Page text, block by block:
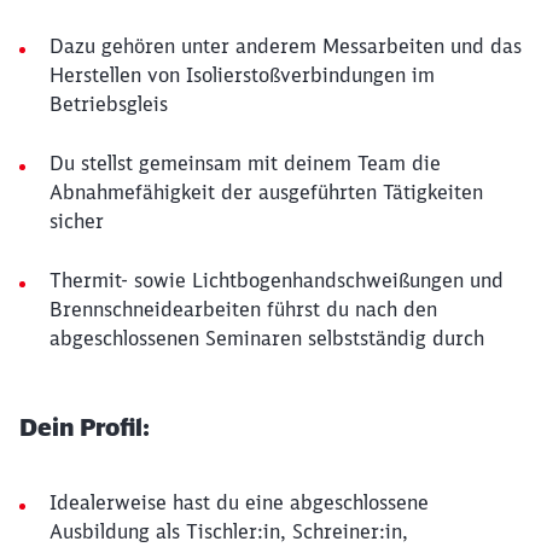
Dazu gehören unter anderem Messarbeiten und das
Herstellen von Isolierstoßverbindungen im
Betriebsgleis
Du stellst gemeinsam mit deinem Team die
Abnahmefähigkeit der ausgeführten Tätigkeiten
sicher
Thermit- sowie Lichtbogenhandschweißungen und
Brennschneidearbeiten führst du nach den
abgeschlossenen Seminaren selbstständig durch
Dein Profil:
Idealerweise hast du eine abgeschlossene
Ausbildung als Tischler:in, Schreiner:in,